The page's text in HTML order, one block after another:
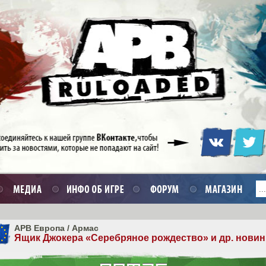
APB Европа / Армас
Ящик Джокера «Серебряное рождество» и др.